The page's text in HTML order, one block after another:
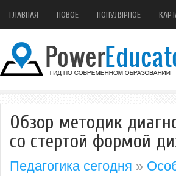
ГЛАВНАЯ НОВОЕ ПОПУЛЯРНОЕ
Обзор методик
со стертой формой
Педагогика сегодня »